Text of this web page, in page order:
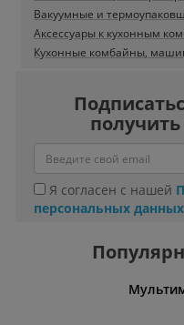
Вакуумные и
Аксессуары к кухонным
Кухонные комбайны,
получить
Я согласен с нашей
персональных данных